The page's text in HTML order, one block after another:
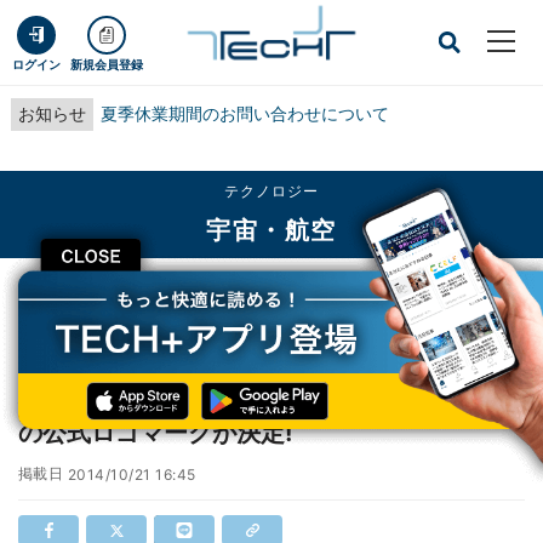
ログイン 新規会員登録
お知らせ 夏季休業期間のお問い合わせについて
CLOSE
テクノロジー
宇宙・航空
TECH+ テクノロジー
宇宙・航空
小惑星探査機「はやぶさ2」応援キャンペーンの公式ロゴマークが決定!
小惑星探査機「はやぶさ2」応援キャンペーン
の公式ロゴマークが決定!
掲載日 2014/10/21 16:45